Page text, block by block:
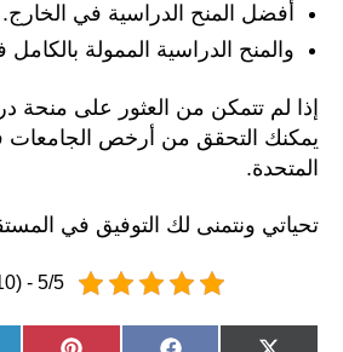
أفضل المنح الدراسية في الخارج.
والمنح الدراسية الممولة
إذا لم تتمكن من العثور على منحة
يمكنك التحقق من أرخص الجامعات
المتحدة.
تحياتي ونتمنى لك التوفيق في
5/5 - (10 أصوات)